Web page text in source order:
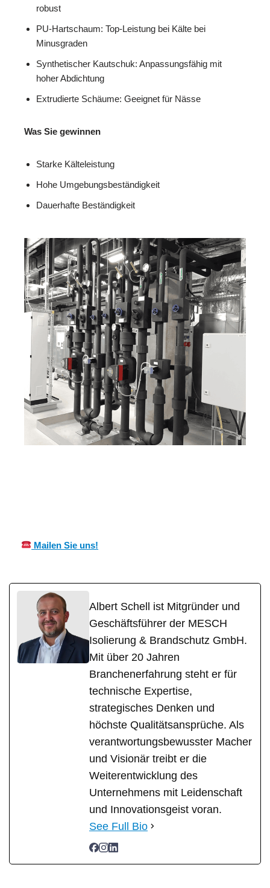
robust
PU-Hartschaum: Top-Leistung bei Kälte bei
Minusgraden
Synthetischer Kautschuk: Anpassungsfähig mit
hoher Abdichtung
Extrudierte Schäume: Geeignet für Nässe
Was Sie gewinnen
Starke Kälteleistung
Hohe Umgebungsbeständigkeit
Dauerhafte Beständigkeit
Mailen Sie uns!
Albert Schell ist Mitgründer und
Geschäftsführer der MESCH
Isolierung & Brandschutz GmbH.
Mit über 20 Jahren
Branchenerfahrung steht er für
technische Expertise,
strategisches Denken und
höchste Qualitätsansprüche. Als
verantwortungsbewusster Macher
und Visionär treibt er die
Weiterentwicklung des
Unternehmens mit Leidenschaft
und Innovationsgeist voran.
See Full Bio